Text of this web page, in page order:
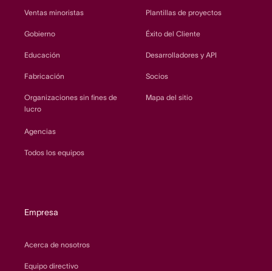
Ventas minoristas
Gobierno
Educación
Fabricación
Organizaciones sin fines de
lucro
Agencias
Todos los equipos
Plantillas de proyectos
Éxito del Cliente
Desarrolladores y API
Socios
Mapa del sitio
Empresa
Acerca de nosotros
Equipo directivo